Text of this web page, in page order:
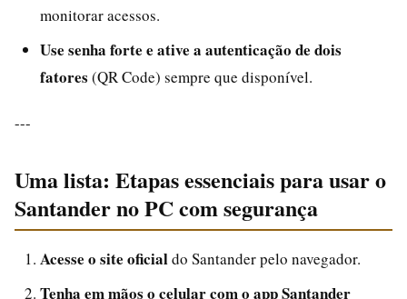
monitorar acessos.
Use senha forte e ative a autenticação de dois
fatores (QR Code) sempre que disponível.
---
Uma lista: Etapas essenciais para usar o
Santander no PC com segurança
Acesse o site oficialdo Santander pelo navegador.
Tenha em mãos o celular com o app Santander